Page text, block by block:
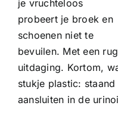
je vruchteloos
probeert je broek en
schoenen niet te
bevuilen. Met een
uitdaging. Kortom,
stukje plastic:
aansluiten in de